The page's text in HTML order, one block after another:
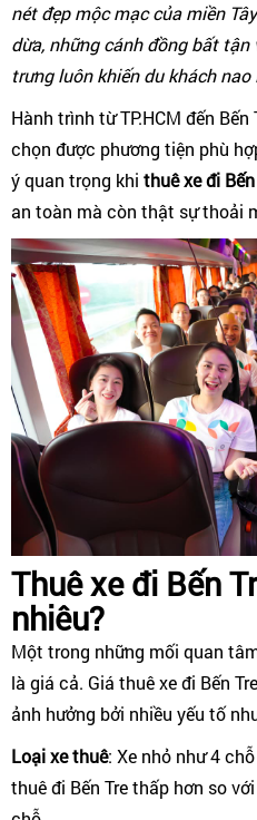
nét đẹp mộc mạc của miền
dừa, những cánh đồng bất
trưng luôn khiến du khách nao
Hành trình từ TP.HCM đến
chọn được phương tiện phù
ý quan trọng khi thuê xe đi Bến
an toàn mà còn thật sự thoải
Thuê xe đi Bến
nhiêu?
Một trong những mối quan
là giá cả. Giá thuê xe đi Bến
ảnh hưởng bởi nhiều yếu tố
Loại xe thuê: Xe nhỏ như 4
thuê đi Bến Tre thấp hơn so